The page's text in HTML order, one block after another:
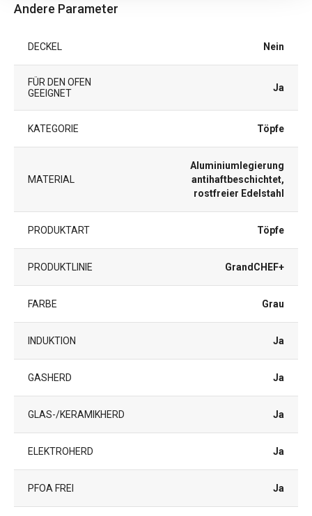
Andere Parameter
DECKEL Nein
FÜR DEN OFEN
GEEIGNET
Ja
KATEGORIE Töpfe
MATERIAL
Aluminiumlegierung
antihaftbeschichtet,
rostfreier Edelstahl
PRODUKTART Töpfe
PRODUKTLINIE GrandCHEF+
FARBE Grau
INDUKTION Ja
GASHERD Ja
GLAS-/KERAMIKHERD Ja
ELEKTROHERD Ja
PFOA FREI Ja